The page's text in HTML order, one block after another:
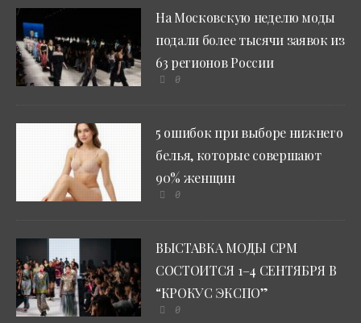
На Московскую неделю моды
подали более тысячи заявок из
63 регионов России
0
5 ошибок при выборе нижнего
белья, которые совершают
90% женщин
0
ВЫСТАВКА МОДЫ CPM
СОСТОИТСЯ 1–4 СЕНТЯБРЯ В
“КРОКУС ЭКСПО”
0